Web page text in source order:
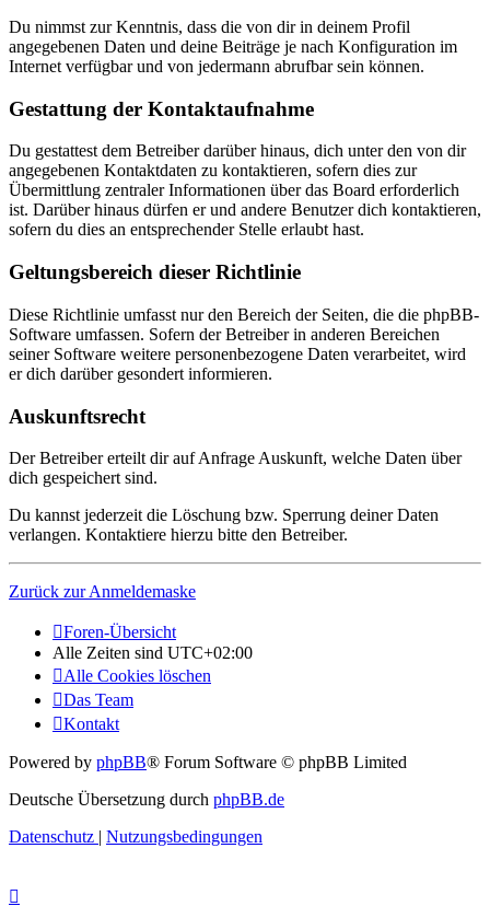
Du nimmst zur Kenntnis, dass die von dir in deinem Profil
angegebenen Daten und deine Beiträge je nach Konfiguration im
Internet verfügbar und von jedermann abrufbar sein können.
Gestattung der Kontaktaufnahme
Du gestattest dem Betreiber darüber hinaus, dich unter den von dir
angegebenen Kontaktdaten zu kontaktieren, sofern dies zur
Übermittlung zentraler Informationen über das Board erforderlich
ist. Darüber hinaus dürfen er und andere Benutzer dich kontaktieren,
sofern du dies an entsprechender Stelle erlaubt hast.
Geltungsbereich dieser Richtlinie
Diese Richtlinie umfasst nur den Bereich der Seiten, die die phpBB-
Software umfassen. Sofern der Betreiber in anderen Bereichen
seiner Software weitere personenbezogene Daten verarbeitet, wird
er dich darüber gesondert informieren.
Auskunftsrecht
Der Betreiber erteilt dir auf Anfrage Auskunft, welche Daten über
dich gespeichert sind.
Du kannst jederzeit die Löschung bzw. Sperrung deiner Daten
verlangen. Kontaktiere hierzu bitte den Betreiber.
Zurück zur Anmeldemaske
Foren-Übersicht
Alle Zeiten sind UTC+02:00
Alle Cookies löschen
Das Team
Kontakt
Powered by phpBB® Forum Software © phpBB Limited
Deutsche Übersetzung durch phpBB.de
Datenschutz | Nutzungsbedingungen